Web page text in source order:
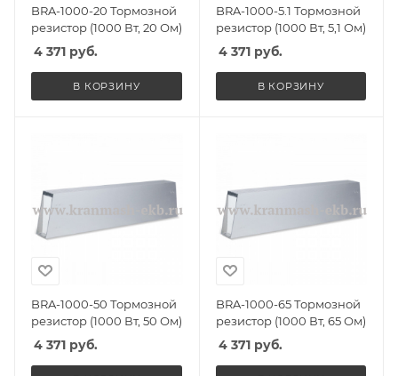
BRA-1000-20 Тормозной
резистор (1000 Вт, 20 Ом)
4 371 руб.
В КОРЗИНУ
BRA-1000-5.1 Тормозной
резистор (1000 Вт, 5,1 Ом)
4 371руб.
В КОРЗИНУ
BRA-1000-50 Тормозной
резистор (1000 Вт, 50 Ом)
4 371 руб.
BRA-1000-65 Тормозной
резистор (1000 Вт, 65 Ом)
4 371руб.